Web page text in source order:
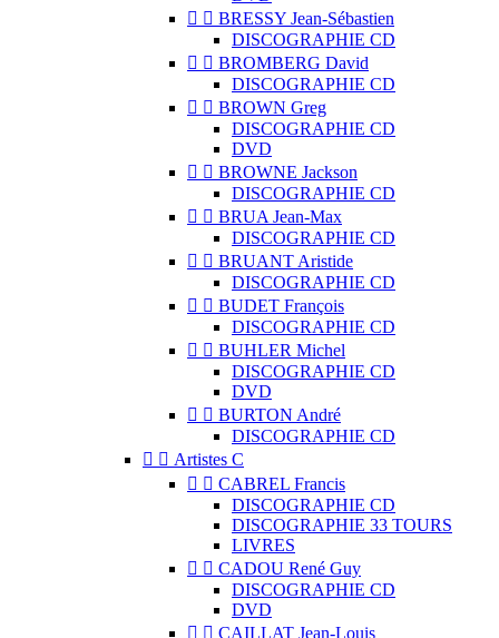
  BRESSY Jean-Sébastien
DISCOGRAPHIE CD
  BROMBERG David
DISCOGRAPHIE CD
  BROWN Greg
DISCOGRAPHIE CD
DVD
  BROWNE Jackson
DISCOGRAPHIE CD
  BRUA Jean-Max
DISCOGRAPHIE CD
  BRUANT Aristide
DISCOGRAPHIE CD
  BUDET François
DISCOGRAPHIE CD
  BUHLER Michel
DISCOGRAPHIE CD
DVD
  BURTON André
DISCOGRAPHIE CD
  Artistes C
  CABREL Francis
DISCOGRAPHIE CD
DISCOGRAPHIE 33 TOURS
LIVRES
  CADOU René Guy
DISCOGRAPHIE CD
DVD
  CAILLAT Jean-Louis